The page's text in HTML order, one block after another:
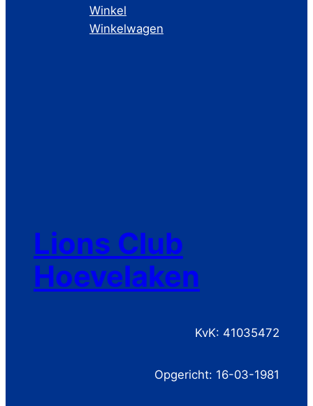
Winkel
Winkelwagen
Lions Club
Hoevelaken
KvK: 41035472
Opgericht: 16-03-1981